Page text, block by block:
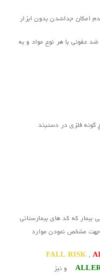
امکان جداشدن بدون ابزار
عفونی با هر نوع مواد و به
گونه فلزی در دستبند
بیمار که کد های بیمارستانی
مشخص نمودن موارد
FALL RISK ,
و نیز